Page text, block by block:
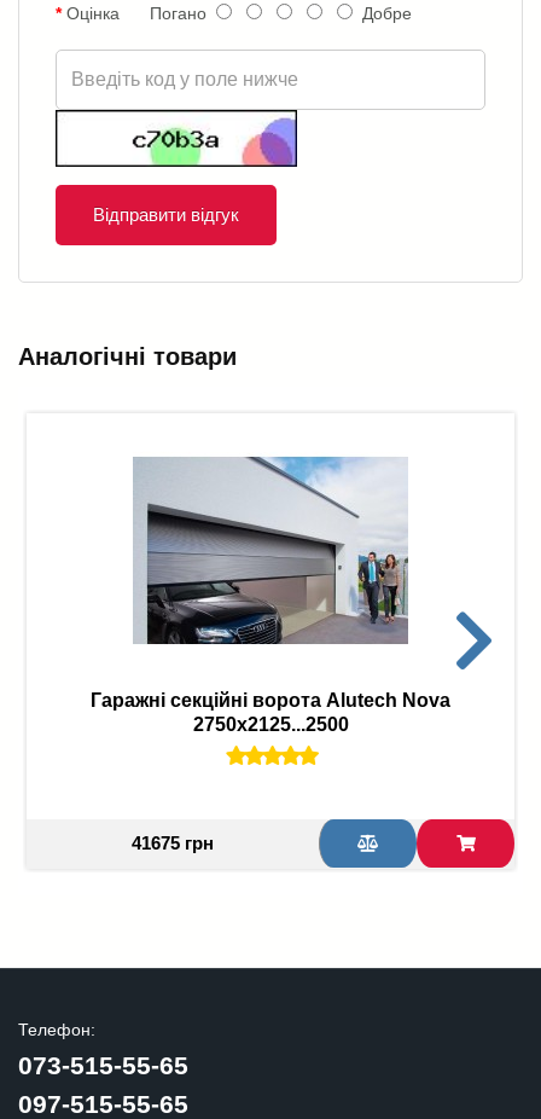
Оцінка Погано Добре
Відправити відгук
Аналогічні товари
Гаражні секційні ворота Alutech Nova
2750х2125...2500
41675 грн
Телефон:
073-515-55-65
097-515-55-65